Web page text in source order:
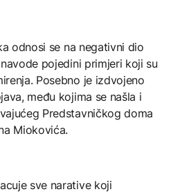
odnosi se na negativni dio
pojedini primjeri koji su
Posebno je izdvojeno
među kojima se našla i
Predstavničkog doma
Miokovića.
sve narative koji